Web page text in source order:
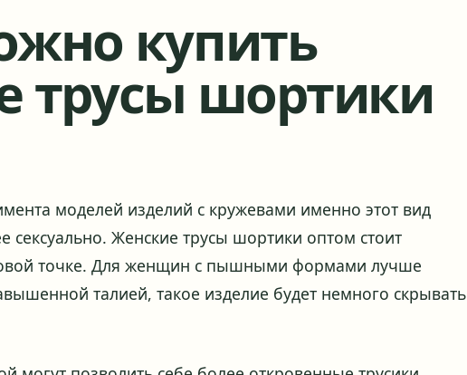
купить
трусы шортики
моделей изделий с кружевами именно этот вид
сексуально. Женские трусы шортики оптом стоит
точке. Для женщин с пышными формами лучше
талией, такое изделие будет немного скрывать